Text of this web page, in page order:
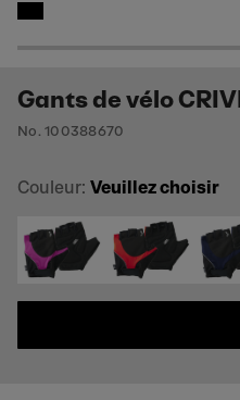
Gants de vélo
No. 100388670
Couleur: Veuillez choisir